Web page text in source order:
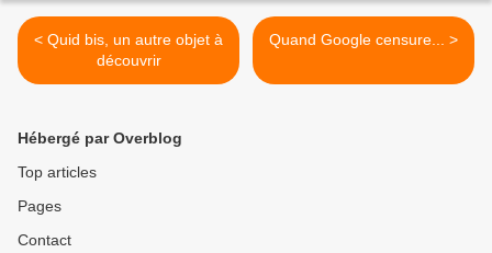
< Quid bis, un autre objet à
découvrir
Quand Google censure... >
Hébergé par Overblog
Top articles
Pages
Contact